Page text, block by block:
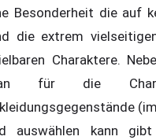
Besonderheit die auf
die extrem
Charaktere.
für die
auswählen kann